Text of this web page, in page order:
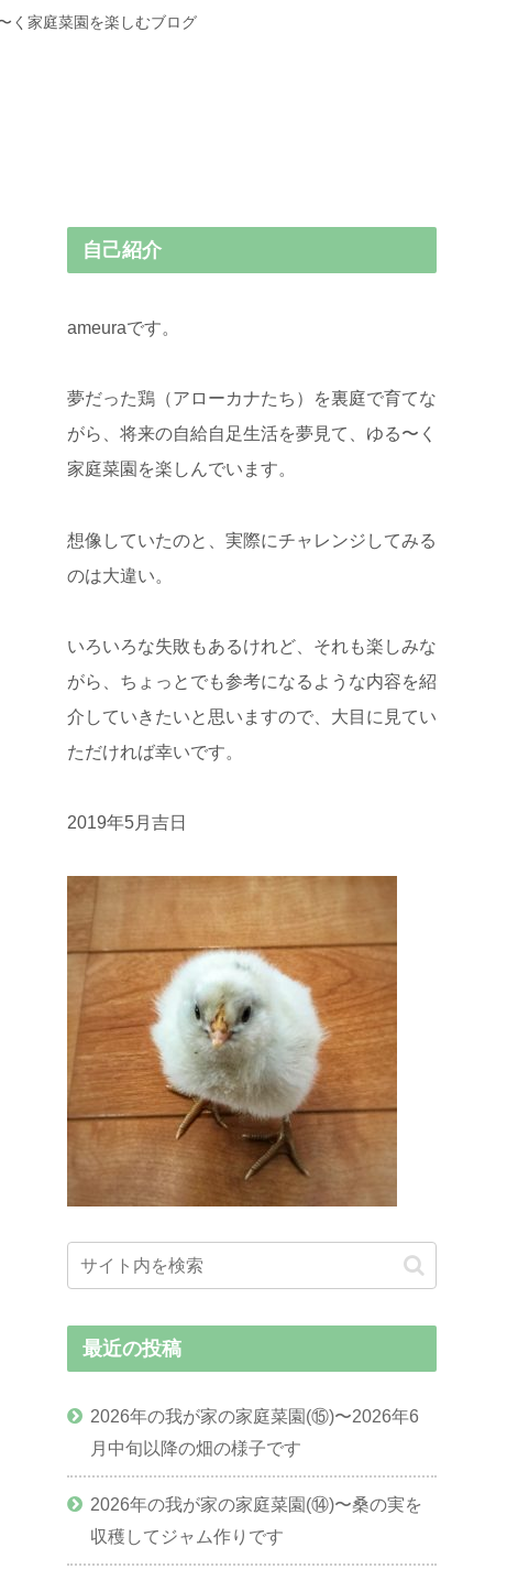
く家庭菜園を楽しむブログ
自己紹介
ameuraです。
夢だった鶏（アローカナたち）を裏庭で育てな
がら、将来の自給自足生活を夢見て、ゆる〜く
家庭菜園を楽しんでいます。
想像していたのと、実際にチャレンジしてみる
のは大違い。
いろいろな失敗もあるけれど、それも楽しみな
がら、ちょっとでも参考になるような内容を紹
介していきたいと思いますので、大目に見てい
ただければ幸いです。
2019年5月吉日
最近の投稿
2026年の我が家の家庭菜園(⑮)〜2026年6
月中旬以降の畑の様子です
2026年の我が家の家庭菜園(⑭)〜桑の実を
収穫してジャム作りです